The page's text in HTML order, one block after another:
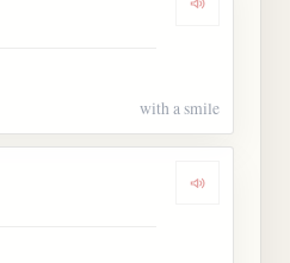
Dengarkan
with a smile
Dengarkan